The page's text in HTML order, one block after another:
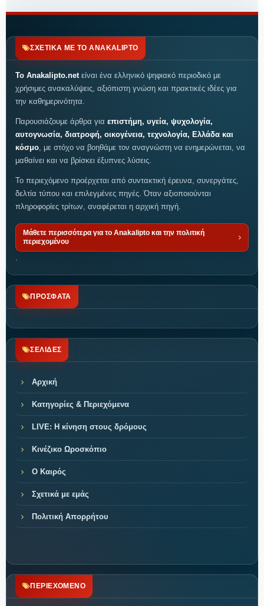
ΣΧΕΤΙΚΑ ΜΕ ΤΟ ANAKALIPTO
Το Anakalipto.netείναι ένα ελληνικό ψηφιακό περιοδικό με
χρήσιμες ανακαλύψεις, αξιόπιστη γνώση και πρακτικές ιδέες για
την καθημερινότητα.
Παρουσιάζουμε άρθρα για επιστήμη, υγεία, ψυχολογία,
αυτογνωσία, διατροφή, οικογένεια, τεχνολογία, Ελλάδα και
κόσμο, με στόχο να βοηθάμε τον αναγνώστη να ενημερώνεται, να
μαθαίνει και να βρίσκει έξυπνες λύσεις.
Το περιεχόμενο προέρχεται από συντακτική έρευνα, συνεργάτες,
δελτία τύπου και επιλεγμένες πηγές. Όταν αξιοποιούνται
πληροφορίες τρίτων, αναφέρεται η αρχική πηγή.
Μάθετε περισσότερα για το Anakalipto και την πολιτική
περιεχομένου
.
ΠΡΟΣΦΑΤΑ
ΣΕΛΙΔΕΣ
Αρχική
Κατηγορίες & Περιεχόμενα
LIVE: Η κίνηση στους δρόμους
Κινέζικο Ωροσκόπιο
Ο Καιρός
Σχετικά με εμάς
Πολιτική Απορρήτου
ΠΕΡΙΕΧΟΜΕΝΟ